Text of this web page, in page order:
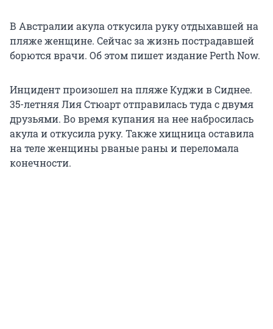
В Австралии акула откусила руку отдыхавшей на
пляже женщине. Сейчас за жизнь пострадавшей
борются врачи. Об этом пишет издание Perth Now.
Инцидент произошел на пляже Куджи в Сиднее.
35-летняя Лия Стюарт отправилась туда с двумя
друзьями. Во время купания на нее набросилась
акула и откусила руку. Также хищница оставила
на теле женщины рваные раны и переломала
конечности.